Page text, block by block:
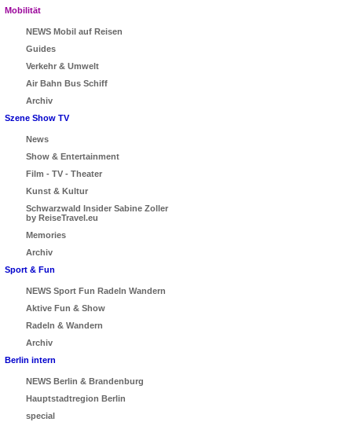
Mobilität
NEWS Mobil auf Reisen
Guides
Verkehr & Umwelt
Air Bahn Bus Schiff
Archiv
Szene Show TV
News
Show & Entertainment
Film - TV - Theater
Kunst & Kultur
Schwarzwald Insider Sabine Zoller
by ReiseTravel.eu
Memories
Archiv
Sport & Fun
NEWS Sport Fun Radeln Wandern
Aktive Fun & Show
Radeln & Wandern
Archiv
Berlin intern
NEWS Berlin & Brandenburg
Hauptstadtregion Berlin
special